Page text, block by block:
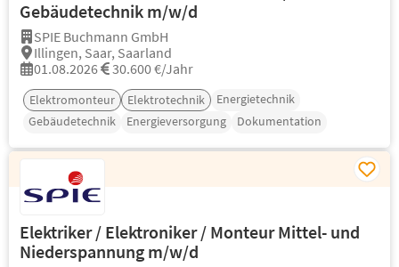
Gebäudetechnik m/w/d
SPIE Buchmann GmbH
Illingen, Saar, Saarland
01.08.2026
30.600 €/Jahr
Elektromonteur Elektrotechnik
Energietechnik
Gebäudetechnik
Energieversorgung Dokumentation
Elektriker / Elektroniker / Monteur Mittel- und
Niederspannung m/w/d